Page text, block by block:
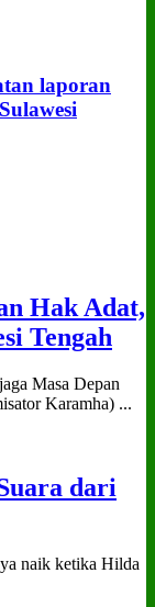
laporan
Hak Adat,
Tengah
Masa Depan
Karamha) ...
dari
naik ketika Hilda